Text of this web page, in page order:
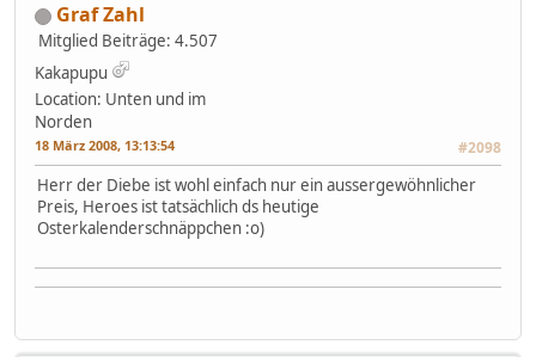
Graf Zahl
Mitglied Beiträge: 4.507
Kakapupu
Location: Unten und im
Norden
18 März 2008, 13:13:54 #2098
Herr der Diebe ist wohl einfach nur ein aussergewöhnlicher
Preis, Heroes ist tatsächlich ds heutige
Osterkalenderschnäppchen :o)